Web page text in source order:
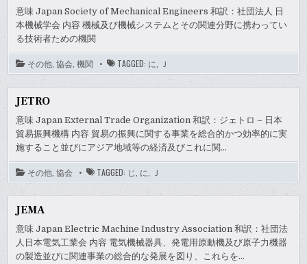
意味 Japan Society of Mechanical Engineers 和訳：社団法人 日
本機械学会 内容 機械及び機械システムとその関連分野に携わってい
る技術者ための機関
その他 ,協会 ,機関 TAGGED: に Ｊ
JETRO
意味 Japan External Trade Organization 和訳：ジェトロ – 日本
貿易振興機構 内容 貿易の振興に関する事業を総合的かつ効率的に実
施すること並びにアジア地域等の経済及びこれに関…
その他 ,協会 TAGGED: じ に Ｊ
JEMA
意味 Japan Electric Machine Industry Association 和訳：社団法
人日本電気工業会 内容 電気機械器具、発電用原動機及び原子力機器
の製造並びに関連事業の総合的な発展を図り、これらを…